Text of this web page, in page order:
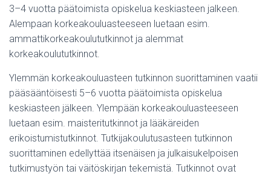
3–4 vuotta päätoimista opiskelua keskiasteen jalkeen.
Alempaan korkeakouluasteeseen luetaan esim.
ammattikorkeakoulututkinnot ja alemmat
korkeakoulututkinnot.
Ylemmän korkeakouluasteen tutkinnon suorittaminen vaatii
pääsääntöisesti 5–6 vuotta päätoimista opiskelua
keskiasteen jälkeen. Ylempään korkeakouluasteeseen
luetaan esim. maisteritutkinnot ja lääkäreiden
erikoistumistutkinnot. Tutkijakoulutusasteen tutkinnon
suorittaminen edellyttää itsenäisen ja julkaisukelpoisen
tutkimustyön tai väitöskirjan tekemistä. Tutkinnot ovat